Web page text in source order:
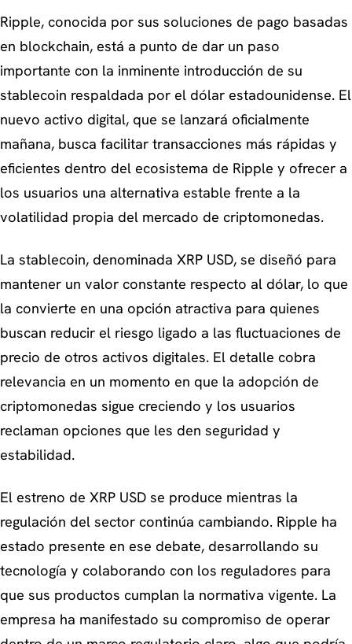
Ripple, conocida por sus soluciones de pago basadas
en blockchain, está a punto de dar un paso
importante con la inminente introducción de su
stablecoin respaldada por el dólar estadounidense. El
nuevo activo digital, que se lanzará oficialmente
mañana, busca facilitar transacciones más rápidas y
eficientes dentro del ecosistema de Ripple y ofrecer a
los usuarios una alternativa estable frente a la
volatilidad propia del mercado de criptomonedas.
La stablecoin, denominada XRP USD, se diseñó para
mantener un valor constante respecto al dólar, lo que
la convierte en una opción atractiva para quienes
buscan reducir el riesgo ligado a las fluctuaciones de
precio de otros activos digitales. El detalle cobra
relevancia en un momento en que la adopción de
criptomonedas sigue creciendo y los usuarios
reclaman opciones que les den seguridad y
estabilidad.
El estreno de XRP USD se produce mientras la
regulación del sector continúa cambiando. Ripple ha
estado presente en ese debate, desarrollando su
tecnología y colaborando con los reguladores para
que sus productos cumplan la normativa vigente. La
empresa ha manifestado su compromiso de operar